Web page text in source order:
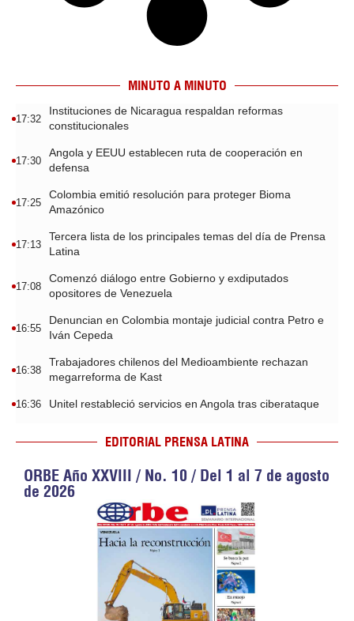
MINUTO A MINUTO
17:32
Instituciones de Nicaragua respaldan reformas
constitucionales
17:30
Angola y EEUU establecen ruta de cooperación en
defensa
17:25
Colombia emitió resolución para proteger Bioma
Amazónico
17:13
Tercera lista de los principales temas del día de Prensa
Latina
17:08
Comenzó diálogo entre Gobierno y exdiputados
opositores de Venezuela
16:55
Denuncian en Colombia montaje judicial contra Petro e
Iván Cepeda
16:38
Trabajadores chilenos del Medioambiente rechazan
megarreforma de Kast
16:36 Unitel restableció servicios en Angola tras ciberataque
EDITORIAL PRENSA LATINA
ORBE Año XXVIII / No. 10 / Del 1 al 7 de agosto
de 2026